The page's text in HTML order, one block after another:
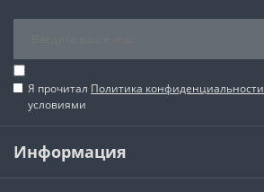
Я прочитал Политика конфиденциальности
условиями
Информация